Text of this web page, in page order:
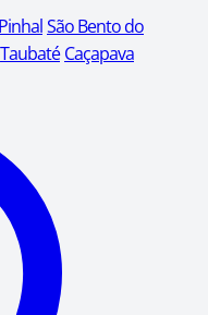
São Bento do
Taubaté Caçapava